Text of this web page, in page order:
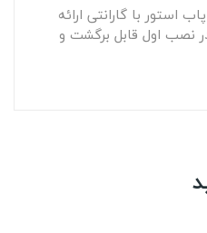
استور با گارانتی ارائه
نصب اول قابل برگشت و